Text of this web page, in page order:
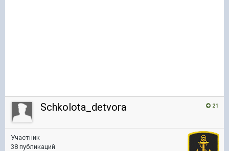
21
Schkolota_detvora
Участник
38 публикаций